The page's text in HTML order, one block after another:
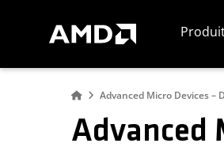
Advanced Micro Devices
Advanced